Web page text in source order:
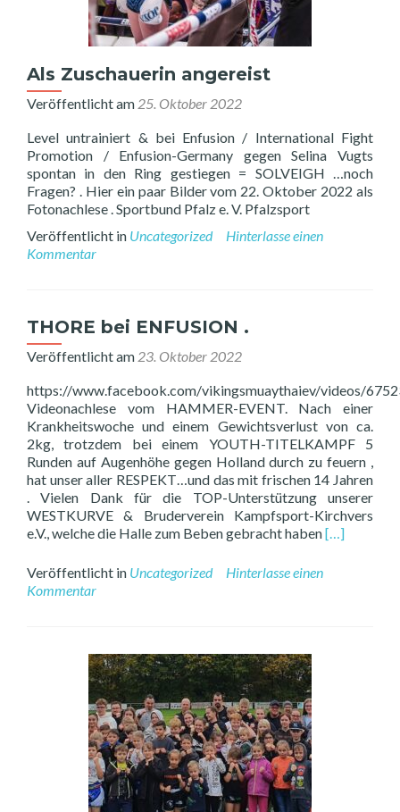
Als Zuschauerin angereist
Veröffentlicht am 25. Oktober 2022
Level untrainiert & bei Enfusion / International Fight
Promotion / Enfusion-Germany gegen Selina Vugts
spontan in den Ring gestiegen = SOLVEIGH …noch
Fragen? . Hier ein paar Bilder vom 22. Oktober 2022 als
Fotonachlese . Sportbund Pfalz e. V. Pfalzsport
Veröffentlicht in Uncategorized
Hinterlasse einen
Kommentar
THORE bei ENFUSION .
Veröffentlicht am 23. Oktober 2022
https://www.facebook.com/vikingsmuaythaiev/videos/
Videonachlese vom HAMMER-EVENT. Nach einer
Krankheitswoche und einem Gewichtsverlust von ca.
2kg, trotzdem bei einem YOUTH-TITELKAMPF 5
Runden auf Augenhöhe gegen Holland durch zu feuern ,
hat unser aller RESPEKT…und das mit frischen 14 Jahren
. Vielen Dank für die TOP-Unterstützung unserer
WESTKURVE & Bruderverein Kampfsport-Kirchvers
e.V., welche die Halle zum Beben gebracht habenRead
[…]
Veröffentlicht in Uncategorized
Hinterlasse einen
Kommentar